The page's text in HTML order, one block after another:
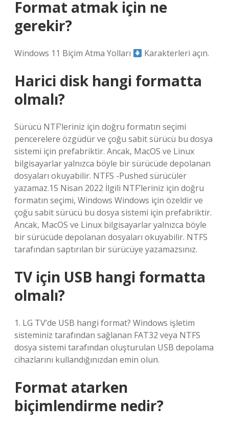
Format atmak için ne
gerekir?
Windows 11 Biçim Atma Yolları Karakterleri açın.
Harici disk hangi formatta
olmalı?
Sürücü NTF’leriniz için doğru formatın seçimi
pencerelere özgüdür ve çoğu sabit sürücü bu dosya
sistemi için prefabriktir. Ancak, MacOS ve Linux
bilgisayarlar yalnızca böyle bir sürücüde depolanan
dosyaları okuyabilir. NTFS -Pushed sürücüler
yazamaz.15 Nisan 2022 İlgili NTF’leriniz için doğru
formatın seçimi, Windows Windows için özeldir ve
çoğu sabit sürücü bu dosya sistemi için prefabriktir.
Ancak, MacOS ve Linux bilgisayarlar yalnızca böyle
bir sürücüde depolanan dosyaları okuyabilir. NTFS
tarafından saptırılan bir sürücüye yazamazsınız.
TV için USB hangi formatta
olmalı?
1. LG TV’de USB hangi format? Windows işletim
sisteminiz tarafından sağlanan FAT32 veya NTFS
dosya sistemi tarafından oluşturulan USB depolama
cihazlarını kullandığınızdan emin olun.
Format atarken
biçimlendirme nedir?